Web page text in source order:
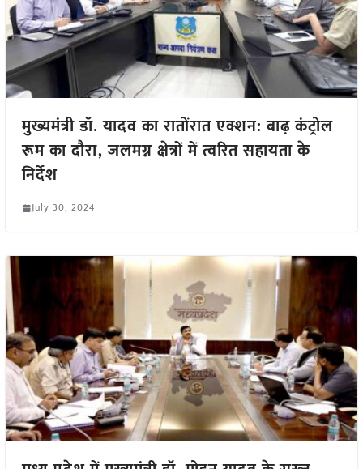
मुख्यमंत्री डॉ. यादव का रातोंरात एक्शन: बाढ़ कंट्रोल
रूम का दौरा, जलमग्न क्षेत्रों में त्वरित सहायता के
निर्देश
July 30, 2024